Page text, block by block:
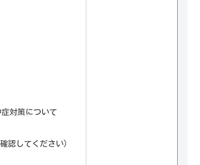
対策について
認してください）